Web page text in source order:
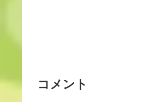
コメント